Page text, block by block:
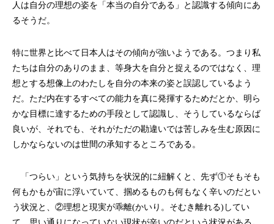
人は自分の理想の姿を「本当の自分である」と認識する傾向にあ
るそうだ。
特に世界と比べて日本人はその傾向が強いようである。つまり私
たちは自分のありのまま、等身大を自分と捉えるのではなく、理
想とする想像上のわたしを自分の本来の姿と誤認しているよう
だ。ただ内在するすべての能力を真に発揮するためだとか、明ら
かな目標に達するための手段として認識し、そうしているならば
良いが、それでも、それがただの勘違いでは苦しみを生む原因に
しかならないのは世間の承知するところである。
「つらい」という気持ちを状況的に紐解くと、先ず①そもそも
何もかもが宙に浮いていて、掴めるものも何もなく辛いのだとい
う状況と、②理想と現実が乖離(かいり。そむき離れる)してい